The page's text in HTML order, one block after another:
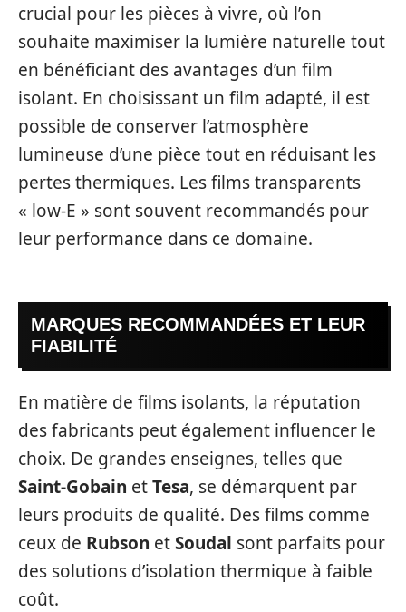
crucial pour les pièces à vivre, où l’on
souhaite maximiser la lumière naturelle tout
en bénéficiant des avantages d’un film
isolant. En choisissant un film adapté, il est
possible de conserver l’atmosphère
lumineuse d’une pièce tout en réduisant les
pertes thermiques. Les films transparents
« low-E » sont souvent recommandés pour
leur performance dans ce domaine.
MARQUES RECOMMANDÉES ET LEUR
FIABILITÉ
En matière de films isolants, la réputation
des fabricants peut également influencer le
choix. De grandes enseignes, telles que
Saint-Gobain etTesa, se démarquent par
leurs produits de qualité. Des films comme
ceux de Rubson etSoudal sont parfaits pour
des solutions d’isolation thermique à faible
coût.